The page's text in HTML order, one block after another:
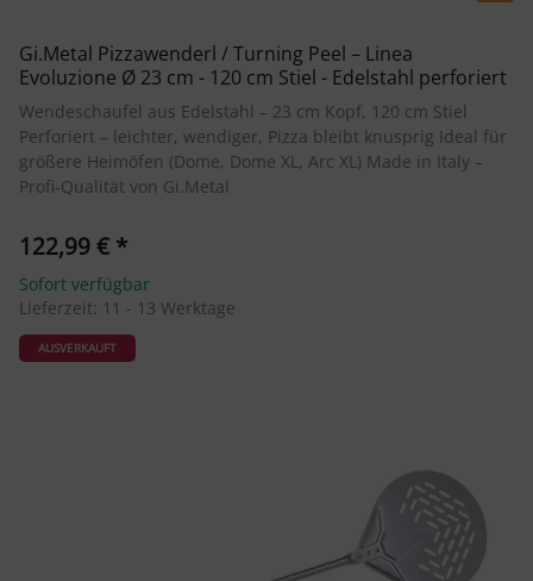
Gi.Metal Pizzawenderl / Turning Peel – Linea
Evoluzione Ø 23 cm - 120 cm Stiel - Edelstahl perforiert
Wendeschaufel aus Edelstahl – 23 cm Kopf, 120 cm Stiel
Perforiert – leichter, wendiger, Pizza bleibt knusprig Ideal für
größere Heimöfen (Dome, Dome XL, Arc XL) Made in Italy –
Profi-Qualität von Gi.Metal
122,99 € *
Sofort verfügbar
Lieferzeit: 11 - 13 Werktage
AUSVERKAUFT